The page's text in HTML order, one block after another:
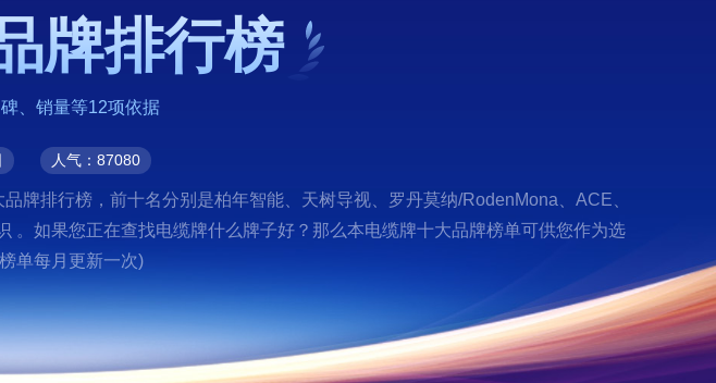
牌排行榜
、销量等12项依据
人气：87080
牌排行榜，前十名分别是柏年智能、天树导视、罗丹莫纳/RodenMona、ACE、
如果您正在查找电缆牌什么牌子好？那么本电缆牌十大品牌榜单可供您作为选
单每月更新一次)